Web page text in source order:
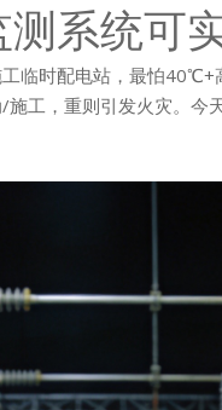
系统可
临时配电站，最怕
工，重则引发火灾。今